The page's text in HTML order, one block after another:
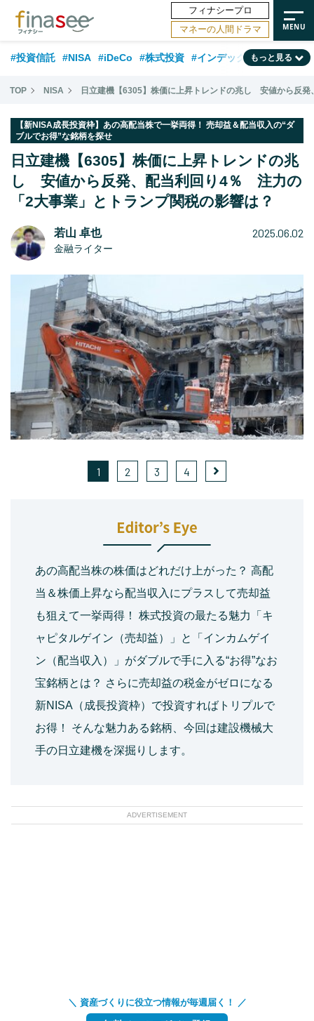
フィナシープロ
マネーの人間ドラマ
#投資信託 #NISA #iDeCo #株式投資 #インデックスファンド
#相談事例 #新NISA #相続・贈与 #FP #積立投資 #30代
#公的年金 #フィナンシャル・ウェルビーイング
#50代 #データ・調査 #老後 #60代 #国内株式型
もっと見る
TOP NISA 日立建機【6305】株価に上昇トレンドの兆し 安値から反
【新NISA成長投資枠】あの高配当株で一挙両得！ 売却益＆配当収入の“ダ
ブルでお得”な銘柄を探せ
日立建機【6305】株価に上昇トレンドの兆
し 安値から反発、配当利回り4％ 注力の
「2大事業」とトランプ関税の影響は？
若山 卓也
金融ライター
2025.06.02
1 2 3 4
あの高配当株の株価はどれだけ上がった？ 高配
当＆株価上昇なら配当収入にプラスして売却益
も狙えて一挙両得！ 株式投資の最たる魅力「キ
ャピタルゲイン（売却益）」と「インカムゲイ
ン（配当収入）」がダブルで手に入る“お得”なお
宝銘柄とは？ さらに売却益の税金がゼロになる
新NISA（成長投資枠）で投資すればトリプルで
お得！ そんな魅力ある銘柄、今回は建設機械大
手の日立建機を深掘りします。
ADVERTISEMENT
＼ 資産づくりに役立つ情報が毎週届く！ ／